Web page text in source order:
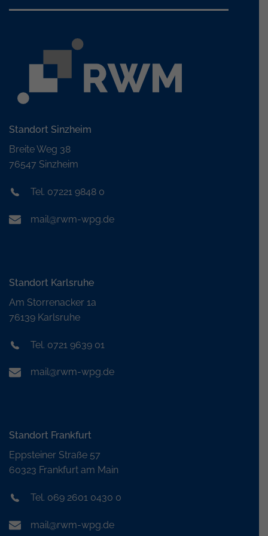
Standort Sinzheim
Breite Weg 38
76547 Sinzheim
Tel. 07221 9848 0
mail@rwm-wpg.de
Standort Karlsruhe
Am Storrenacker 1a
76139 Karlsruhe
Tel. 0721 9639 01
mail@rwm-wpg.de
Standort Frankfurt
Eppsteiner Straße 57
60323 Frankfurt am Main
Tel. 069 2601 0430 0
mail@rwm-wpg.de